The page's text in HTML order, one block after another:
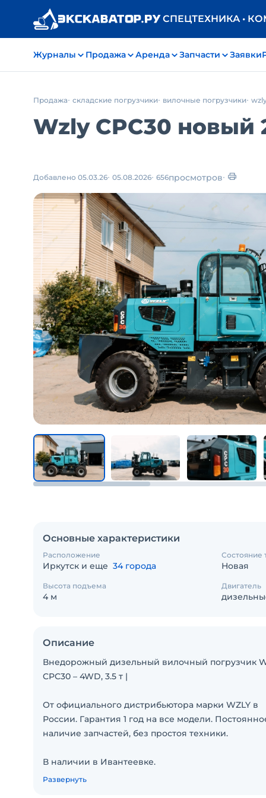
СПЕЦТЕХНИКА •
Журналы Продажа Аренда Запчасти Заявки
Продажа складские погрузчики вилочные погрузчики
Wzly CPC30 новый
Добавлено 05.03.26 05.08.2026 656просмотров
Основные характеристики
Расположение
Иркутск и еще 34 города
Состояние
Новая
Высота подъема
4 м
Двигатель
Описание
Внедорожный дизельный вилочный погрузчик
CPC30 – 4WD, 3.5 т |
От официального дистрибьютора марки WZLY в
России. Гарантия 1 год на все модели.
наличие запчастей, без простоя техники.
В наличии в Ивантеевке.
Развернуть